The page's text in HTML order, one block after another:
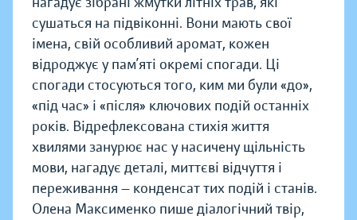
сушаться на підвіконні. Вони мають свої
імена, свій особливий аромат, кожен
відроджує у пам’яті окремі спогади. Ці
спогади стосуються того, ким ми були «до»,
«під час» і «після» ключових подій останніх
років. Відрефлексована стихія життя
хвилями занурює нас у насичену щільність
мови, нагадує деталі, миттєві відчуття і
переживання — конденсат тих подій і станів.
Олена Максименко пише діалогічний твір,